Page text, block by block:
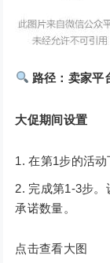
路径：卖家
大促期间设置
在第1步的活动
完成第1-3步
承诺数量。
点击查看大图